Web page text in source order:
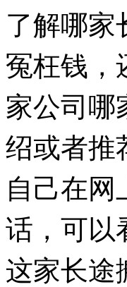
了解哪家
冤枉钱，
家公司哪
绍或者推
自己在网
话，可以
这家长途